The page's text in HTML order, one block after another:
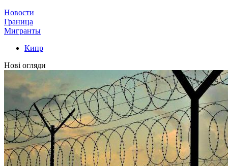
Новости
Граница
Мигранты
Кипр
Нові огляди